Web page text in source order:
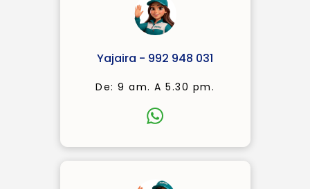
Yajaira - 992 948 031
De: 9 am. A 5.30 pm.